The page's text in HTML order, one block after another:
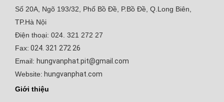
Số 20A, Ngõ 193/32, Phố Bồ Đề, P.Bồ Đề, Q.Long Biên,
TP.Hà Nội
Điện thoại: 024. 321 272 27
Fax: 024. 321 272 26
Email: hungvanphat.pit@gmail.com
Website: hungvanphat.com
Giới thiệu